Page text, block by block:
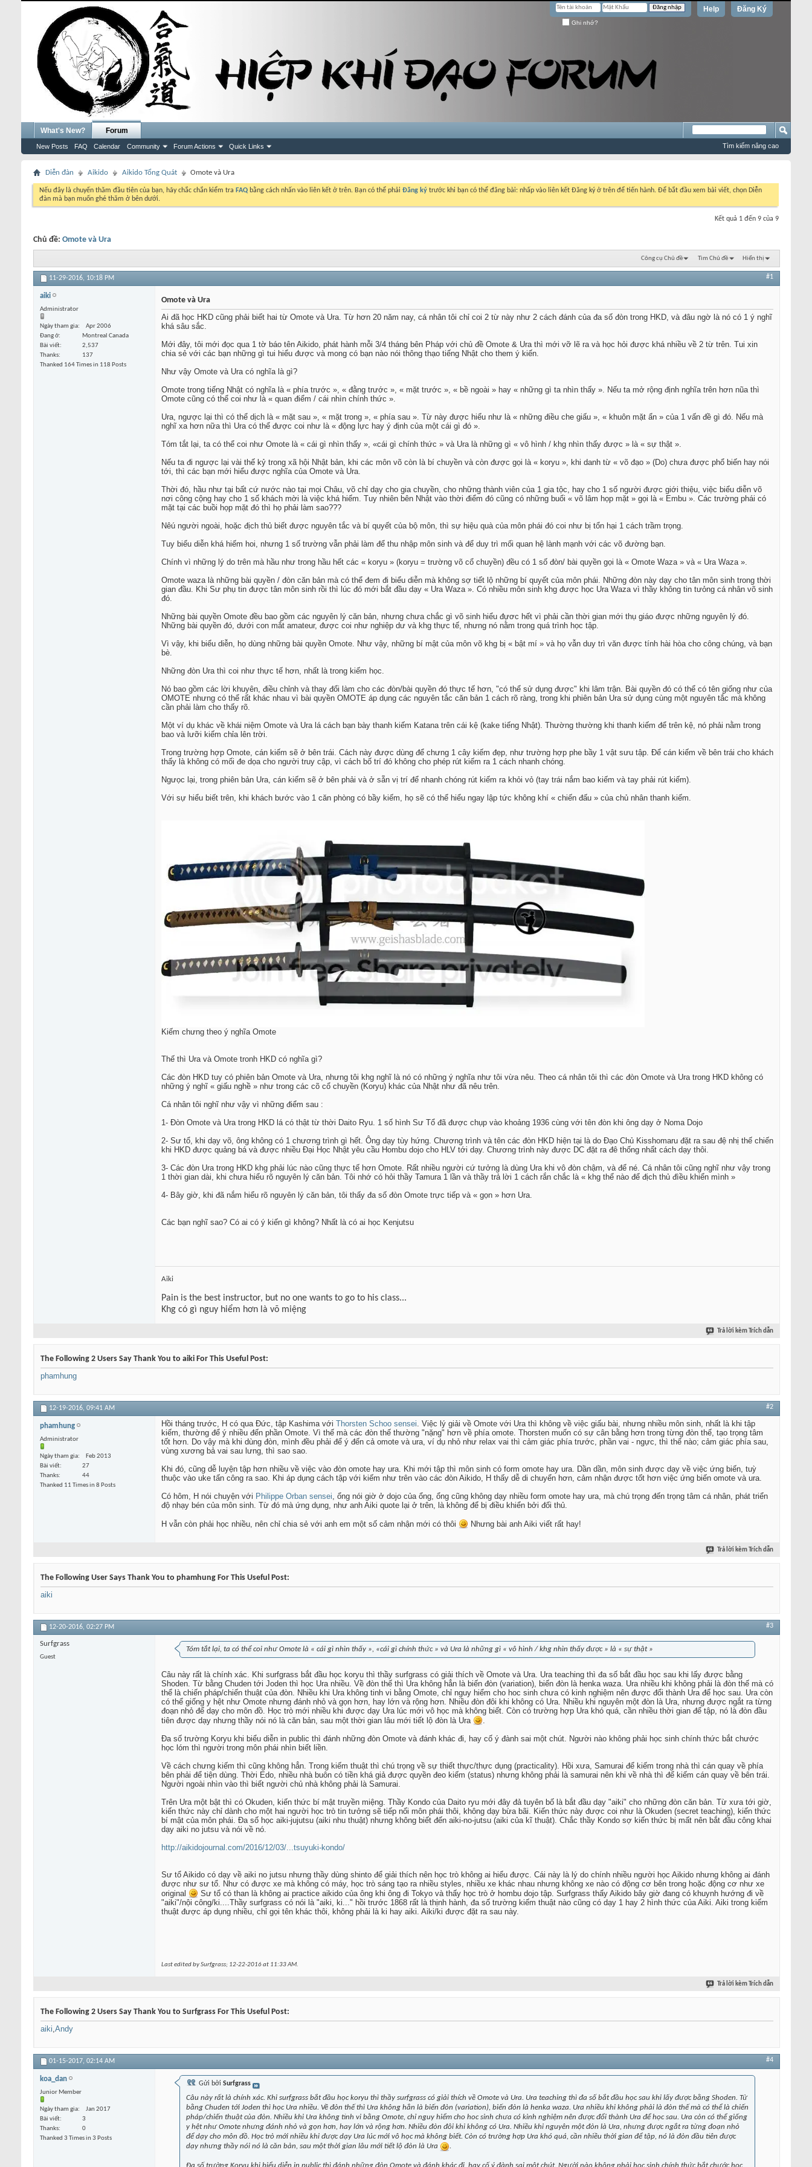
Đăng Ký
Help
Ghi nhớ?
What's New? Forum
New Posts FAQ Calendar Community Forum Actions Quick Links Tìm kiếm nâng cao
Diễn đàn Aikido Aikido Tổng Quát Omote và Ura
Nếu đây là chuyến thăm đầu tiên của bạn, hãy chắc chắn kiểm tra FAQ bằng cách nhấn vào liên kết ở trên. Bạn có thể phải Đăng ký trước khi bạn có thể đăng bài: nhấp vào liên kết Đăng ký ở trên để tiến hành. Để bắt đầu xem bài viết, chọn Diễn
đàn mà bạn muốn ghé thăm ở bên dưới.
Kết quả 1 đến 9 của 9
Chủ đề: Omote và Ura
Công cụ Chủ đề Tìm Chủ đề Hiển thị
11-29-2016, 10:18 PM #1
aiki
Administrator
Ngày tham gia
Apr 2006
Đang ở
Montreal Canada
Bài viết
2,537
Thanks
137
Thanked 164 Times in 118 Posts
Omote và Ura
Ai đã học HKD cũng phải biết hai từ Omote và Ura. Từ hơn 20 năm nay, cá nhân tôi chỉ coi 2 từ này như 2 cách đánh của đa số đòn trong HKD, và đâu ngờ là nó có 1 ý nghĩ
khá sâu sắc.
Mới đây, tôi mới đọc qua 1 tờ báo tên Aikido, phát hành mỗi 3/4 tháng bên Pháp với chủ đề Omote & Ura thì mới vỡ lẽ ra và học hỏi được khá nhiều về 2 từ trên. Tui xin
chia sẻ với các bạn những gì tui hiểu được và mong có bạn nào nói thông thạo tiếng Nhật cho them ý kiến.
Như vậy Omote và Ura có nghĩa là gì?
Omote trong tiếng Nhật có nghĩa là « phía trước », « đằng trước », « mặt trước », « bề ngoài » hay « những gì ta nhìn thấy ». Nếu ta mở rộng định nghĩa trên hơn nũa thì
Omote cũng có thể coi như là « quan điểm / cái nhìn chính thức ».
Ura, ngược lại thì có thể dịch là « mặt sau », « mặt trong », « phía sau ». Từ này được hiểu như là « những điều che giấu », « khuôn mặt ẩn » của 1 vấn đề gì đó. Nếu mà
nghĩ xa hơn nữa thì Ura có thể được coi như là « động lực hay ý định của một cái gì đó ».
Tóm tắt lại, ta có thể coi như Omote là « cái gì nhìn thấy », «cái gì chính thức » và Ura là những gì « vô hình / khg nhìn thấy được » là « sự thật ».
Nếu ta đi ngược lại vài thế kỷ trong xã hội Nhật bản, khi các môn võ còn là bí chuyền và còn được gọi là « koryu », khi danh từ « võ đạo » (Do) chưa được phổ biến hay nói
tới, thì các bạn mới hiểu được nghĩa của Omote và Ura.
Thời đó, hầu như tại bất cứ nước nào tại mọi Châu, võ chỉ dạy cho gia chuyền, cho những thành viên của 1 gia tộc, hay cho 1 số người được giới thiệu, việc biểu diễn võ
nơi công cộng hay cho 1 số khách mời là việc khá hiếm. Tuy nhiên bên Nhật vào thời điểm đó cũng có những buổi « võ lâm họp mặt » gọi là « Embu ». Các trường phái có
mặt tại các buồi họp mặt đó thì họ phải làm sao???
Nêú người ngoài, hoặc địch thủ biết được nguyên tắc và bí quyết của bộ môn, thì sự hiệu quà của môn phái đó coi như bị tổn hại 1 cách trầm trọng.
Tuy biểu diễn khá hiếm hoi, nhưng 1 số trường vẫn phải làm để thu nhập môn sinh và để duy trì mối quan hệ lành mạnh với các võ đường bạn.
Chính vì những lý do trên mà hầu như trong hầu hết các « koryu » (koryu = trường võ cổ chuyền) đều có 1 số đòn/ bài quyền gọi là « Omote Waza » và « Ura Waza ».
Omote waza là những bài quyền / đòn căn bản mà có thể đem đi biểu diễn mà không sợ tiết lộ những bí quyết của môn phái. Những đòn này dạy cho tân môn sinh trong thời
gian đầu. Khi Sư phụ tin được tân môn sinh rồi thì lúc đó mới bắt đầu dạy « Ura Waza ». Có nhiều môn sinh khg được học Ura Waza vì thầy không tin tưỏng cá nhân võ sinh
đó.
Những bài quyền Omote đều bao gồm các nguyên lý căn bản, nhưng chưa chắc gì võ sinh hiểu đựơc hết vì phải cần thời gian mới thụ giáo được những nguyên lý đó.
Những bài quyền đó, dưới con mắt amateur, được coi như nghiệp dư và khg thực tế, nhưng nó nằm trong quá trình học tập.
Vì vậy, khi biểu diễn, họ dùng những bài quyền Omote. Như vậy, những bí mật của môn võ khg bị « bật mí » và họ vẫn duy trì văn được tính hài hòa cho công chúng, và bạn
bè.
Những đòn Ura thì coi như thực tế hơn, nhất là trong kiếm học.
Nó bao gồm các lời khuyên, điều chỉnh và thay đổi làm cho các đòn/bài quyền đó thực tế hơn, "có thể sử dụng được" khi lâm trận. Bài quyền đó có thể có tên giống như của
OMOTE nhưng có thể rất khác nhau vì bài quyền OMOTE áp dụng các nguyên tắc căn bản 1 cách rõ ràng, trong khi phiên bản Ura sử dụng cùng một nguyên tắc mà không
cần phải làm cho thấy rõ.
Một ví dụ khác về khái niệm Omote và Ura lá cách bạn bày thanh kiếm Katana trên cái kệ (kake tiếng Nhật). Thường thường khi thanh kiếm để trên kệ, nó phải nằm trong
bao và lưỡi kiếm chỉa lên trời.
Trong trường hợp Omote, cán kiếm sẽ ở bên trái. Cách này được dùng để chưng 1 cây kiếm đẹp, như trường hợp phe bầy 1 vật sưu tập. Để cán kiếm về bên trái cho khách
thấy là không có mối đe dọa cho người truy cập, vì cách bố trí đó không cho phép rút kiếm ra 1 cách nhanh chóng.
Ngưọc lại, trong phiên bản Ura, cán kiếm sẽ ở bên phải và ở sẵn vị trí để nhanh chóng rút kiếm ra khỏi vỏ (tay trái nắm bao kiếm và tay phải rút kiếm).
Với sự hiểu biết trên, khi khách bước vào 1 căn phòng có bầy kiếm, họ sẽ có thể hiểu ngay lập tức không khí « chiến đấu » của chủ nhân thanh kiếm.
Kiếm chưng theo ý nghĩa Omote
Thế thì Ura và Omote tronh HKD có nghĩa gì?
Các đòn HKD tuy có phiên bản Omote và Ura, nhưng tôi khg nghĩ là nó có những ý nghĩa như tôi vừa nêu. Theo cá nhân tôi thì các đòn Omote và Ura trong HKD không có
những ý nghĩ « giấu nghề » như trong các cõ cổ chuyền (Koryu) khác của Nhật như đã nêu trên.
Cá nhân tôi nghĩ như vậy vì những điểm sau :
1- Đòn Omote và Ura trong HKD lá có thật từ thời Daito Ryu. 1 số hình Sư Tổ đã được chụp vào khoảng 1936 cùng với tên đòn khi ông dạy ở Noma Dojo
2- Sư tổ, khi dạy võ, ông không có 1 chương trình gì hết. Ông dạy tùy hứng. Chương trình và tên các đòn HKD hiện tại là do Đạo Chủ Kisshomaru đặt ra sau đệ nhị thế chiến
khi HKD được quảng bá và được nhiều Đại Học Nhật yêu cầu Hombu dojo cho HLV tới dạy. Chương trình này được DC đặt ra đê thống nhất cách dạy thôi.
3- Các đòn Ura trong HKD khg phải lúc nào cũng thực tế hơn Omote. Rất nhiều người cứ tưởng là dùng Ura khi vô đòn chậm, và để né. Cá nhân tôi cũng nghĩ như vậy trong
1 thời gian dài, khi chưa hiểu rõ nguyên lý căn bản. Tôi nhớ có hỏi thầy Tamura 1 lần và thầy trả lời 1 cách rắn chắc là « khg thể nào để địch thủ đìều khiển mình »
4- Bây giờ, khi đã nắm hiểu rõ nguyên lý căn bản, tôi thấy đa số đòn Omote trực tiếp và « gọn » hơn Ura.
Các bạn nghĩ sao? Có ai có ý kiến gì không? Nhất là có ai học Kenjutsu
Aiki
Pain is the best instructor, but no one wants to go to his class...
Khg có gì nguy hiểm hơn là võ miệng
Trả lời kèm Trích dẫn
The Following 2 Users Say Thank You to aiki For This Useful Post:
phamhung
12-19-2016, 09:41 AM #2
phamhung
Administrator
Ngày tham gia
Feb 2013
Bài viết
27
Thanks
44
Thanked 11 Times in 8 Posts
Hồi tháng trước, H có qua Đức, tập Kashima với Thorsten Schoo sensei. Việc lý giải về Omote với Ura thì không về việc giấu bài, nhưng nhiều môn sinh, nhất là khi tập
kiếm, thường để ý nhiều đến phần Omote. Vì thế mà các đòn thế thường "nặng" hơn về phía omote. Thorsten muốn có sự cân bằng hơn trong từng đòn thế, tạo trọng tâm
tốt hơn. Do vậy mà khi dùng đòn, mình đều phải để ý đến cả omote và ura, ví dụ nhỏ như relax vai thì cảm giác phía trước, phần vai - ngực, thì thế nào; cảm giác phía sau,
vùng xương bả vai sau lưng, thì sao sao.
Khi đó, cũng dễ luyện tập hơn nhiều về việc vào đòn omote hay ura. Khi mới tập thì môn sinh có form omote hay ura. Dần dần, môn sinh được dạy về việc ứng biến, tuỳ
thuộc vào uke tấn công ra sao. Khi áp dụng cách tập với kiếm như trên vào các đòn Aikido, H thấy dễ di chuyển hơn, cảm nhận được tốt hơn việc ứng biến omote và ura.
Có hôm, H nói chuyện với Philippe Orban sensei, ổng nói giờ ở dojo của ổng, ổng cũng không dạy nhiều form omote hay ura, mà chú trọng đến trọng tâm cá nhân, phát triển
độ nhạy bén của môn sinh. Từ đó mà ứng dụng, như anh Aiki quote lại ở trên, là không để bị điều khiển bởi đối thủ.
H vẫn còn phải học nhiều, nên chỉ chia sẻ với anh em một số cảm nhận mới có thôi Nhưng bài anh Aiki viết rất hay!
Trả lời kèm Trích dẫn
The Following User Says Thank You to phamhung For This Useful Post:
aiki
12-20-2016, 02:27 PM #3
Surfgrass
Guest
Tóm tắt lại, ta có thể coi như Omote là « cái gì nhìn thấy », «cái gì chính thức » và Ura là những gì « vô hình / khg nhìn thấy được » là « sự thật »
Câu này rất là chính xác. Khi surfgrass bắt đầu học koryu thì thầy surfgrass có giải thích về Omote và Ura. Ura teaching thì đa số bắt đầu học sau khi lấy được bằng
Shoden. Từ bằng Chuden tới Joden thì học Ura nhiều. Về đòn thế thì Ura không hẳn là biến đòn (variation), biến đòn là henka waza. Ura nhiều khi không phải là đòn thế mà có
thể là chiến pháp/chiến thuật của đòn. Nhiều khi Ura không tinh vi bằng Omote, chỉ nguy hiểm cho hoc sinh chưa có kinh nghiệm nên được đổi thành Ura để học sau. Ura còn
có thể giống y hệt như Omote nhưng đánh nhỏ và gọn hơn, hay lớn và rộng hơn. Nhiều đòn đôi khi không có Ura. Nhiều khi nguyên một đòn là Ura, nhưng được ngắt ra từng
đoạn nhỏ để dạy cho môn đồ. Học trò mới nhiều khi được dạy Ura lúc mới vô học mà không biết. Còn có trường hợp Ura khó quá, cần nhiều thời gian để tập, nó là đòn đầu
tiên được dạy nhưng thầy nói nó là căn bản, sau một thời gian lâu mới tiết lộ đòn là Ura
.
Đa số trường Koryu khi biểu diễn in public thì đánh những đòn Omote và đánh khác đi, hay cố ý đành sai một chút. Người nào không phải học sinh chính thức bắt chước
học lóm thì người trong môn phái nhìn biết liền.
Về cách chưng kiếm thì cũng không hẳn. Trong kiếm thuật thì chú trọng về sự thiết thực/thực dụng (practicality). Hồi xưa, Samurai để kiếm trong nhà thì cán quay về phía
bên phải để tiện dùng. Thời Edo, nhiều nhà buôn có tiền khá giả được quyền đeo kiếm (status) nhưng không phải là samurai nên khi về nhà thì để kiếm cán quay về bên trái.
Người ngoài nhìn vào thì biết người chủ nhà không phải là Samurai.
Trên Ura một bật thì có Okuden, kiến thức bí mật truyền miệng. Thầy Kondo của Daito ryu mới đây đả tuyên bố là bắt đầu dạy "aiki" cho những đòn căn bản. Từ xưa tới giờ,
kiến thức này chỉ dành cho một hai người học trò tin tưởng sẽ tiếp nối môn phái thôi, không dạy bừa bãi. Kiến thức này được coi như là Okuden (secret teaching), kiến thức
bí mật của môn phái. Đa số học aiki-jujutsu (aiki nhu thuật) nhưng không biết đến aiki-no-jutsu (aiki của kĩ thuật). Chắc thầy Kondo sợ kiến thức bị mất nên bắt đầu công khai
dạy aiki no jutsu và nói về nó.
http://aikidojournal.com/2016/12/03/...tsuyuki-kondo/
Sư tổ Aikido có dạy về aiki no jutsu nhưng thầy dùng shinto để giải thích nên học trò không ai hiểu được. Cái này là lý do chính nhiều người học Aikido nhưng không ai đánh
được như sư tổ. Như có được xe mà không có máy, học trò sáng tạo ra nhiều styles, nhiều xe khác nhau nhưng không xe nào có động cơ bên trong hoặc động cơ như xe
original
Sư tổ có than là không ai practice aikido của ông khi ông đi Tokyo và thấy học trò ở hombu dojo tập. Surfgrass thấy Aikido bây giờ đang có khuynh hướng đi về
"aiki"/nội công/ki....Thầy surfgrass có nói là "aiki, ki..." hồi trước 1868 rất là thịnh hành, đa số trường kiếm thuật nào cũng có dạy 1 hay 2 hình thức của Aiki. Aiki trong kiếm
thuật được áp dụng nhiều, chỉ gọi tên khác thôi, không phải là ki hay aiki. Aiki/ki được đặt ra sau này.
Last edited by Surfgrass; 12-22-2016 at 11:33 AM.
Trả lời kèm Trích dẫn
The Following 2 Users Say Thank You to Surfgrass For This Useful Post:
aiki,Andy
01-15-2017, 02:14 AM #4
koa_dan
Junior Member
Ngày tham gia
Jan 2017
Bài viết
3
Thanks
0
Thanked 3 Times in 3 Posts
Gửi bởi Surfgrass
Câu này rất là chính xác. Khi surfgrass bắt đầu học koryu thì thầy surfgrass có giải thích về Omote và Ura. Ura teaching thì đa số bắt đầu học sau khi lấy được bằng Shoden. Từ
bằng Chuden tới Joden thì học Ura nhiều. Về đòn thế thì Ura không hẳn là biến đòn (variation), biến đòn là henka waza. Ura nhiều khi không phải là đòn thế mà có thể là chiến
pháp/chiến thuật của đòn. Nhiều khi Ura không tinh vi bằng Omote, chỉ nguy hiểm cho hoc sinh chưa có kinh nghiệm nên được đổi thành Ura để học sau. Ura còn có thể giống
y hệt như Omote nhưng đánh nhỏ và gọn hơn, hay lớn và rộng hơn. Nhiều đòn đôi khi không có Ura. Nhiều khi nguyên một đòn là Ura, nhưng được ngắt ra từng đoạn nhỏ
để dạy cho môn đồ. Học trò mới nhiều khi được dạy Ura lúc mới vô học mà không biết. Còn có trường hợp Ura khó quá, cần nhiều thời gian để tập, nó là đòn đầu tiên được
dạy nhưng thầy nói nó là căn bản, sau một thời gian lâu mới tiết lộ đòn là Ura
.